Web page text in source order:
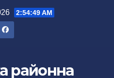
2:54:49 AM
районна